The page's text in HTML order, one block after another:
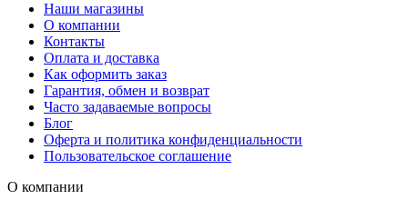
Наши магазины
О компании
Контакты
Оплата и доставка
Как оформить заказ
Гарантия, обмен и возврат
Часто задаваемые вопросы
Блог
Оферта и политика конфиденциальности
Пользовательское соглашение
О компании